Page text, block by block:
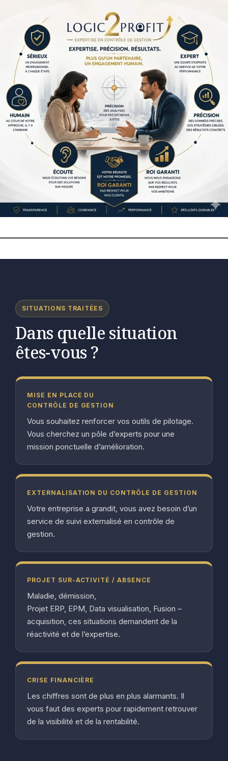
SITUATIONS TRAITÉES
Dans quelle situation
êtes-vous ?
MISE EN PLACE DU
CONTRÔLE DE GESTION
Vous souhaitez renforcer vos outils de pilotage.
Vous cherchez un pôle d’experts pour une
mission ponctuelle d’amélioration.
EXTERNALISATION DU CONTRÔLE DE GESTION
Votre entreprise a grandit, vous avez besoin d’un
service de suivi externalisé en contrôle de
gestion.
PROJET SUR-ACTIVITÉ / ABSENCE
Maladie, démission,
Projet ERP, EPM, Data visualisation, Fusion –
acquisition, ces situations demandent de la
réactivité et de l’expertise.
CRISE FINANCIÈRE
Les chiffres sont de plus en plus alarmants. Il
vous faut des experts pour rapidement retrouver
de la visibilité et de la rentabilité.